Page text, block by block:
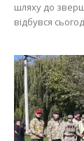
шляху до
відбувся